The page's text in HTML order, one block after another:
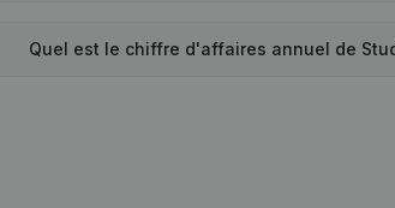
Quel est le chiffre d'affaires annuel de